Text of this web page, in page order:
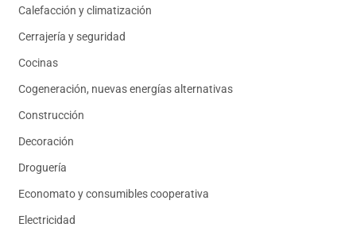
Calefacción y climatización
Cerrajería y seguridad
Cocinas
Cogeneración, nuevas energías alternativas
Construcción
Decoración
Droguería
Economato y consumibles cooperativa
Electricidad